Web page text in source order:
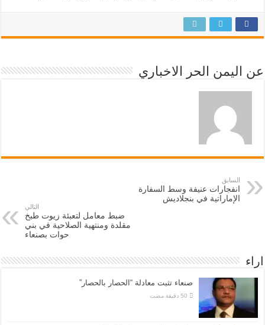
عن اليمن الحر الاخباري
السابق
انفجارات عنيفة وسط السفارة
الإماراتية في بنجلاديش
التالي
ضبط معامل لتعبئة زيوت طبخ
مقلدة ومنتهية الصلاحية في بني
حوات بصنعاء
اراء
صنعاء تثبت معادلة “الحصار بالحصار”